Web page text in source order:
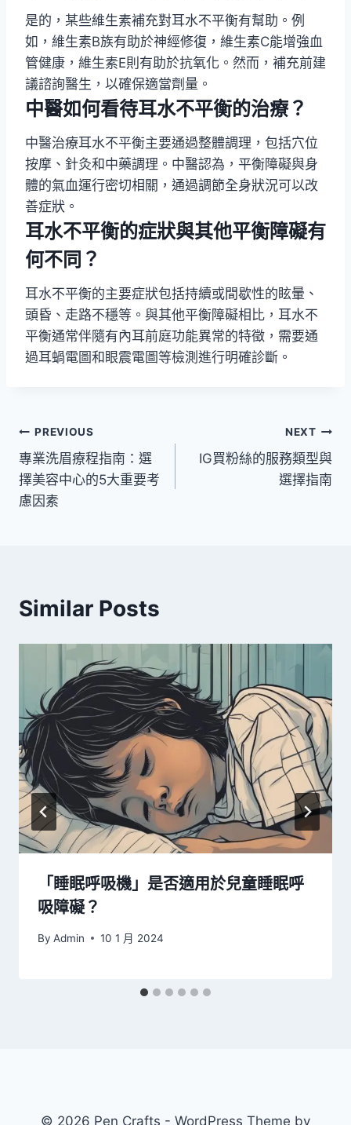
是的，某些維生素補充對耳水不平衡有幫助。例
如，維生素B族有助於神經修復，維生素C能增強血
管健康，維生素E則有助於抗氧化。然而，補充前建
議諮詢醫生，以確保適當劑量。
中醫如何看待耳水不平衡的治療？
中醫治療耳水不平衡主要通過整體調理，包括穴位
按摩、針灸和中藥調理。中醫認為，平衡障礙與身
體的氣血運行密切相關，通過調節全身狀況可以改
善症狀。
耳水不平衡的症狀與其他平衡障礙有
何不同？
耳水不平衡的主要症狀包括持續或間歇性的眩暈、
頭昏、走路不穩等。與其他平衡障礙相比，耳水不
平衡通常伴隨有內耳前庭功能異常的特徵，需要通
過耳蝸電圖和眼震電圖等檢測進行明確診斷。
文
章
導
PREVIOUS
專業洗眉療程指南：選
擇美容中心的5大重要考
慮因素
NEXT
IG買粉絲的服務類型與
選擇指南
Similar Posts
「睡眠呼吸機」是否適用於兒童睡眠呼
吸障礙？
By Admin 10 1 月 2024
© 2026 Pen Crafts - WordPress Theme by